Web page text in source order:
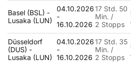
Basel (BSL) -
Lusaka (LUN)
04.10.2026
-
16.10.2026
17 Std. 50
Min. /
2 Stopps
Düsseldorf
(DUS) -
Lusaka (LUN)
04.10.2026
-
16.10.2026
17 Std. 35
Min. /
2 Stopps